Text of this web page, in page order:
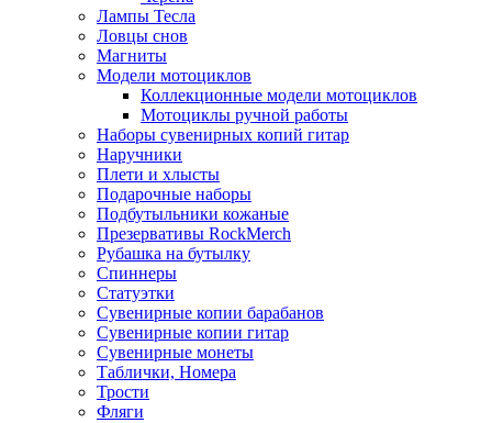
Лампы Тесла
Ловцы снов
Магниты
Модели мотоциклов
Коллекционные модели мотоциклов
Мотоциклы ручной работы
Наборы сувенирных копий гитар
Наручники
Плети и хлысты
Подарочные наборы
Подбутыльники кожаные
Презервативы RockMerch
Рубашка на бутылку
Спиннеры
Статуэтки
Сувенирные копии барабанов
Сувенирные копии гитар
Сувенирные монеты
Таблички, Номера
Трости
Фляги